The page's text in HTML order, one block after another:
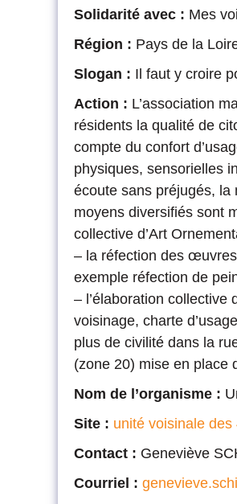
ILS
PARLENT
Solidarité avec : Mes
Région : Pays de la
Slogan : Il faut y croire
Action : L’association
résidents la qualité de
compte du confort
physiques, sensorielles
écoute sans préjugés, la
moyens diversifiés sont
collective d’Art
– la réfection des
exemple réfection de
– l’élaboration
voisinage, charte
plus de civilité dans la
(zone 20) mise en place
Nom de l’organisme :
Site : unité voisinale des
Contact : Geneviève
Courriel :